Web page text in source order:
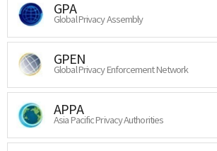
GPA
Global Privacy Assembly
GPEN
Global Privacy Enforcement Network
APPA
Asia Pacific Privacy Authorities